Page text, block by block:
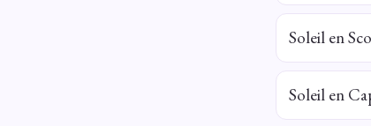
Soleil en
Soleil en